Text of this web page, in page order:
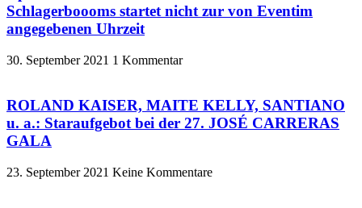
Schlagerboooms startet nicht zur von Eventim
angegebenen Uhrzeit
30. September 2021 1 Kommentar
ROLAND KAISER, MAITE KELLY, SANTIANO
u. a.: Staraufgebot bei der 27. JOSÉ CARRERAS
GALA
23. September 2021 Keine Kommentare